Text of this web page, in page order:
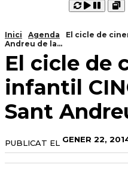
Carregant
Reproduir
Pausar
Inici Agenda
El cicle de
Andreu de la...
El cicle de
infantil
Sant
PUBLICAT EL GENER 22,